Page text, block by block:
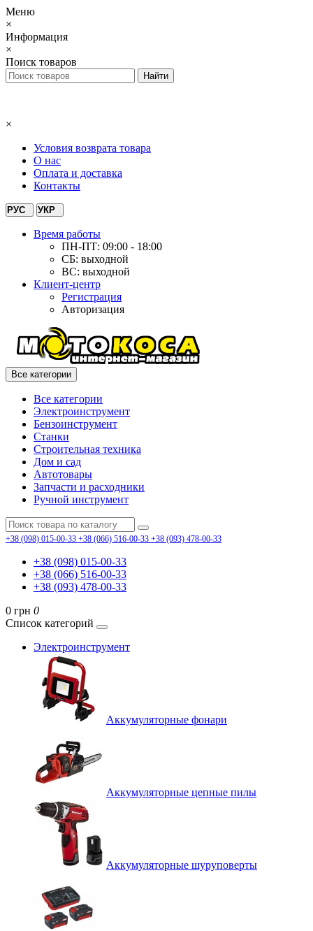
Меню
×
Информация
×
Поиск товаров
×
Условия возврата товара
О нас
Оплата и доставка
Контакты
РУС УКР
Время работы
ПН-ПТ: 09:00 - 18:00
СБ: выходной
ВС: выходной
Клиент-центр
Регистрация
Авторизация
Все категории
Все категории
Электроинструмент
Бензоинструмент
Станки
Строительная техника
Дом и сад
Автотовары
Запчасти и расходники
Ручной инструмент
+38 (098) 015-00-33 +38 (066) 516-00-33 +38 (093) 478-00-33
+38 (098) 015-00-33
+38 (066) 516-00-33
+38 (093) 478-00-33
0 грн 0
Список категорий
Электроинструмент
Аккумуляторные фонари
Аккумуляторные цепные пилы
Аккумуляторные шуруповерты